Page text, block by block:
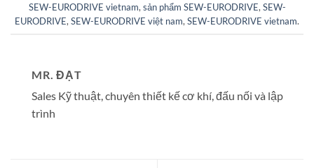
SEW-EURODRIVE vietnam,sản phẩm SEW-EURODRIVE,SEW-
EURODRIVE,SEW-EURODRIVE việt nam,SEW-EURODRIVE vietnam.
MR. ĐẠT
Sales Kỹ thuật, chuyên thiết kế cơ khí, đấu nối và lập
trình